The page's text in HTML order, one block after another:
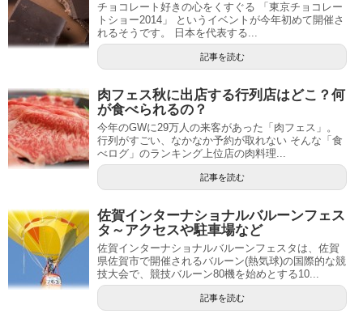
チョコレート好きの心をくすぐる 「東京チョコレー
トショー2014」 というイベントが今年初めて開催さ
れるそうです。 日本を代表する...
記事を読む
肉フェス秋に出店する行列店はどこ？何
が食べられるの？
今年のGWに29万人の来客があった「肉フェス」。
行列がすごい、なかなか予約が取れない そんな「食
べログ」のランキング上位店の肉料理...
記事を読む
佐賀インターナショナルバルーンフェス
タ～アクセスや駐車場など
佐賀インターナショナルバルーンフェスタは、佐賀
県佐賀市で開催されるバルーン(熱気球)の国際的な競
技大会で、競技バルーン80機を始めとする10...
記事を読む